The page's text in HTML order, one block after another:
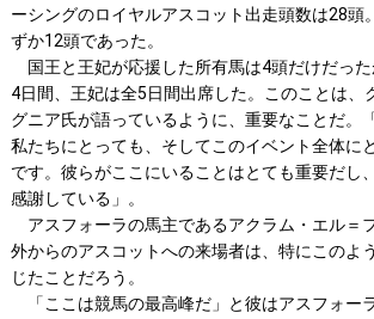
ーシングのロイヤルアスコット出走頭数は28頭
ずか12頭であった。
国王と王妃が応援した所有馬は4頭だけだっ
4日間、王妃は全5日間出席した。このことは、
グニア氏が語っているように、重要なことだ。
私たちにとっても、そしてこのイベント全体に
です。彼らがここにいることはとても重要だし
感謝している」。
アスフォーラの馬主であるアクラム・エル＝
外からのアスコットへの来場者は、特にこのよ
じたことだろう。
「ここは競馬の最高峰だ」と彼はアスフォー